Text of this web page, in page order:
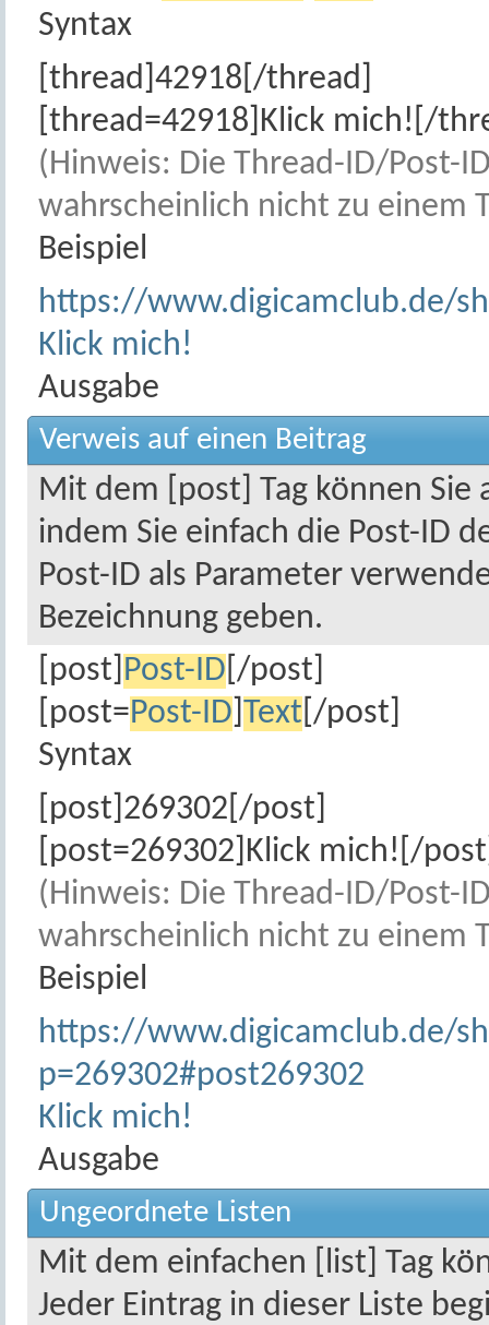
Syntax
[thread]42918[/thread]
[thread=42918]Klick mich![/
(Hinweis: Die Thread-ID/Post-
wahrscheinlich nicht zu einem
Beispiel
https://www.digicamclub.de/
Klick mich!
Ausgabe
Verweis auf einen Beitrag
Mit dem [post] Tag können
indem Sie einfach die Post-ID
Post-ID als Parameter
Bezeichnung geben.
[post] Post-ID [/post]
[post=Post-ID Text [/post]
Syntax
[post]269302[/post]
[post=269302]Klick mich![/
(Hinweis: Die Thread-ID/Post-
wahrscheinlich nicht zu einem
Beispiel
https://www.digicamclub.de/
p=269302#post269302
Klick mich!
Ausgabe
Ungeordnete Listen
Mit dem einfachen [list] Tag
Jeder Eintrag in dieser Liste